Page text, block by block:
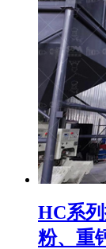
HC系
粉、重